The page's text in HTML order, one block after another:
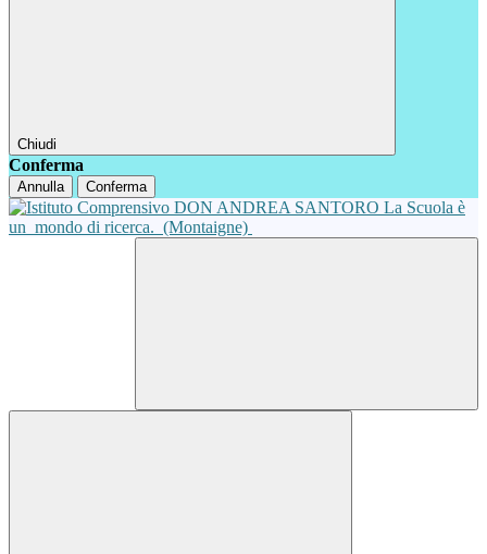
Chiudi
Conferma
Annulla Conferma
La Scuola è
un mondo di ricerca. (Montaigne)